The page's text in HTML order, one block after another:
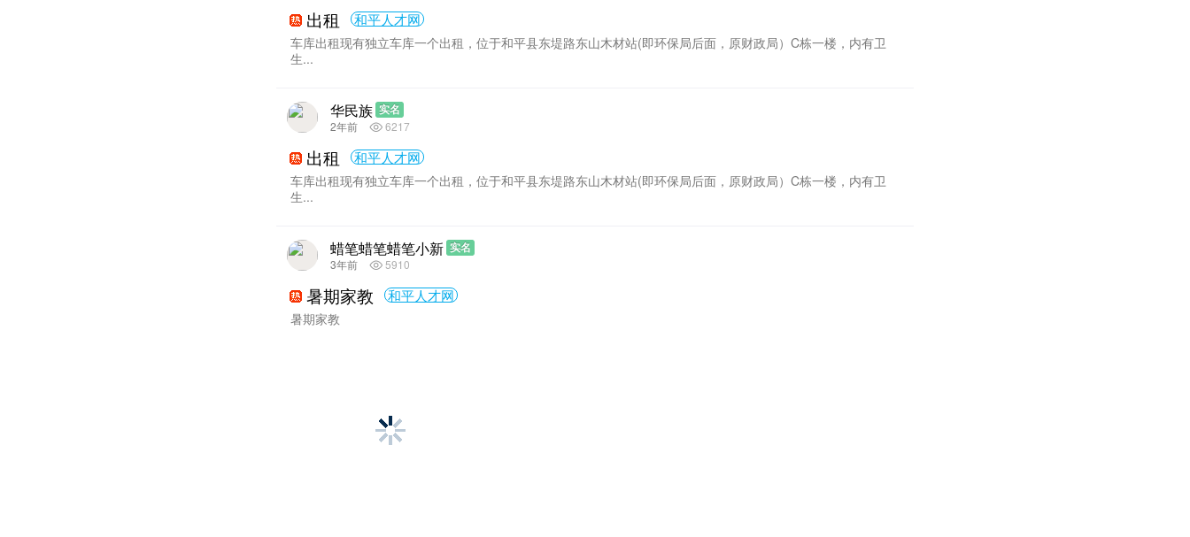
出租 和平人才网
车库出租现有独立车库一个出租，位于和平县东堤路东山木材站(即环保局后面，原财政局）C栋一楼，内有卫
生...
实名
华民族
2年前 6217
出租 和平人才网
车库出租现有独立车库一个出租，位于和平县东堤路东山木材站(即环保局后面，原财政局）C栋一楼，内有卫
生...
实名
蜡笔蜡笔蜡笔小新
3年前 5910
暑期家教 和平人才网
暑期家教